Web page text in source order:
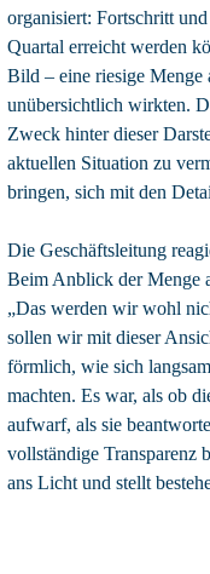
organisiert: Fortschritt
Quartal erreicht werden
Bild – eine riesige Menge
unübersichtlich wirkten.
Zweck hinter dieser
aktuellen Situation zu
bringen, sich mit den
Die Geschäftsleitung
Beim Anblick der Menge
„Das werden wir wohl
sollen wir mit dieser
förmlich, wie sich
machten. Es war, als ob
aufwarf, als sie
vollständige Transparenz
ans Licht und stellt